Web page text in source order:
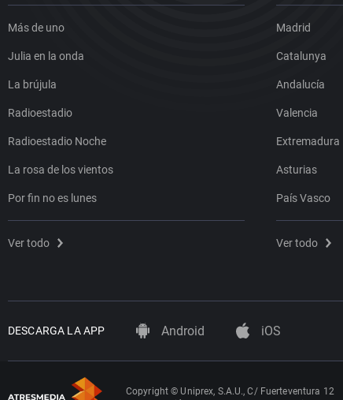
Más de uno
Julia en la onda
La brújula
Radioestadio
Radioestadio Noche
La rosa de los vientos
Por fin no es lunes
Ver todo
Madrid
Catalunya
Andalucía
Valencia
Extremadura
Asturias
País Vasco
Ver todo
DESCARGA LA APP Android iOS
Copyright © Uniprex, S.A.U., C/ Fuerteventura 12